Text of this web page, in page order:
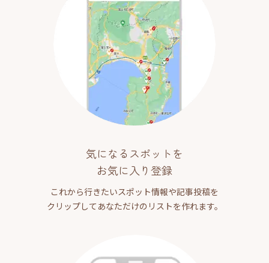
気になるスポットを
お気に入り登録
これから行きたいスポット情報や記事投稿を
クリップしてあなただけのリストを作れます。